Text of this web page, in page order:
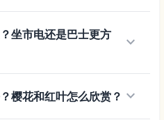
坐市电还是巴士更方
keyboard_arrow_down
樱花和红叶怎么欣赏？ keyboard_arrow_down